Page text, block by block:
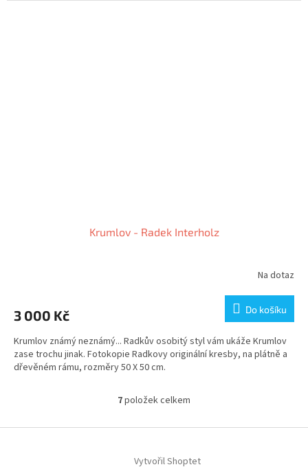
Krumlov - Radek Interholz
Na dotaz
3 000 Kč Do košíku
Krumlov známý neznámý... Radkův osobitý styl vám ukáže Krumlov
zase trochu jinak. Fotokopie Radkovy originální kresby, na plátně a
dřevěném rámu, rozměry 50 X 50 cm.
O
l
d
7položek celkem
Vytvořil Shoptet